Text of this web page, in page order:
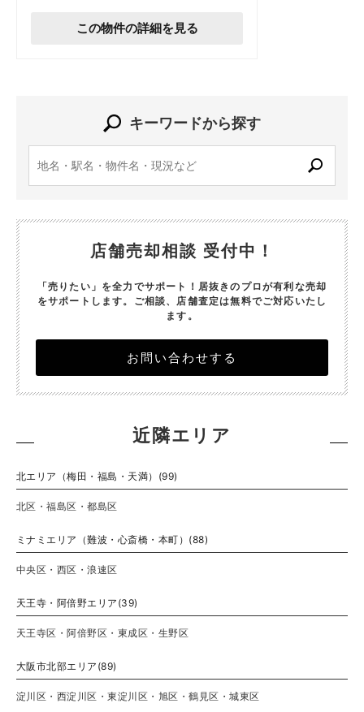
この物件の詳細を見る
キーワードから探す
店舗売却相談 受付中！
「売りたい」を全力でサポート！居抜きのプロが有利な売却
をサポートします。 ご相談、店舗査定は無料でご対応いたし
ます。
お問い合わせする
近隣エリア
北エリア（梅田・福島・天満）(99)
北区・福島区・都島区
ミナミエリア（難波・心斎橋・本町）(88)
中央区・西区・浪速区
天王寺・阿倍野エリア(39)
天王寺区・阿倍野区・東成区・生野区
大阪市北部エリア(89)
淀川区・西淀川区・東淀川区・旭区・鶴見区・城東区